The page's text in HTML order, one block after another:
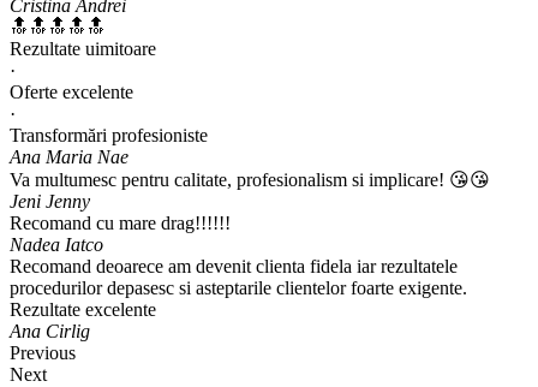
Cristina Andrei
🔝🔝🔝🔝🔝
Rezultate uimitoare
·
Oferte excelente
·
Transformări profesioniste
Ana Maria Nae
Va multumesc pentru calitate, profesionalism si implicare! 😘😘
Jeni Jenny
Recomand cu mare drag!!!!!!
Nadea Iatco
Recomand deoarece am devenit clienta fidela iar rezultatele
procedurilor depasesc si asteptarile clientelor foarte exigente.
Rezultate excelente
Ana Cirlig
Previous
Next